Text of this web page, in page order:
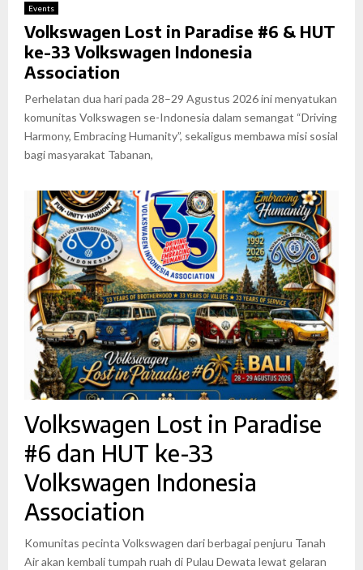
Events
Volkswagen Lost in Paradise #6 & HUT
ke-33 Volkswagen Indonesia
Association
Perhelatan dua hari pada 28–29 Agustus 2026 ini menyatukan
komunitas Volkswagen se-Indonesia dalam semangat “Driving
Harmony, Embracing Humanity”, sekaligus membawa misi sosial
bagi masyarakat Tabanan,
Volkswagen Lost in Paradise
#6 dan HUT ke-33
Volkswagen Indonesia
Association
Komunitas pecinta Volkswagen dari berbagai penjuru Tanah
Air akan kembali tumpah ruah di Pulau Dewata lewat gelaran